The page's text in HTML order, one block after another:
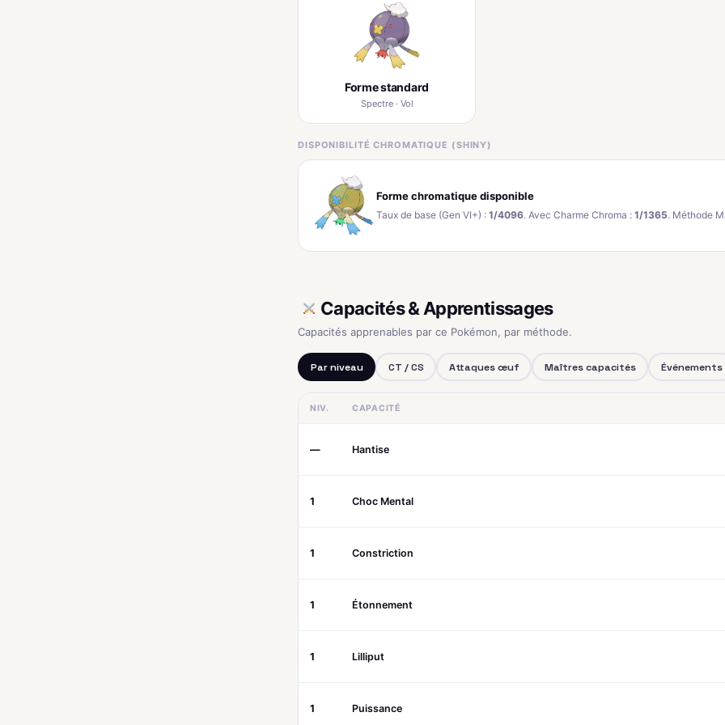
Forme standard
Spectre · Vol
DISPONIBILITÉ CHROMATIQUE (SHINY)
Forme chromatique disponible
Taux de base (Gen VI+) : 1/4096. Avec Charme Chroma : 1/1365. Méthode
Capacités & Apprentissages
Capacités apprenables par ce Pokémon, par méthode.
Par niveau CT / CS Attaques œuf Maîtres capacités Événements
NIV. CAPACITÉ
— Hantise
1 Choc Mental
1 Constriction
1 Étonnement
1 Lilliput
1 Puissance